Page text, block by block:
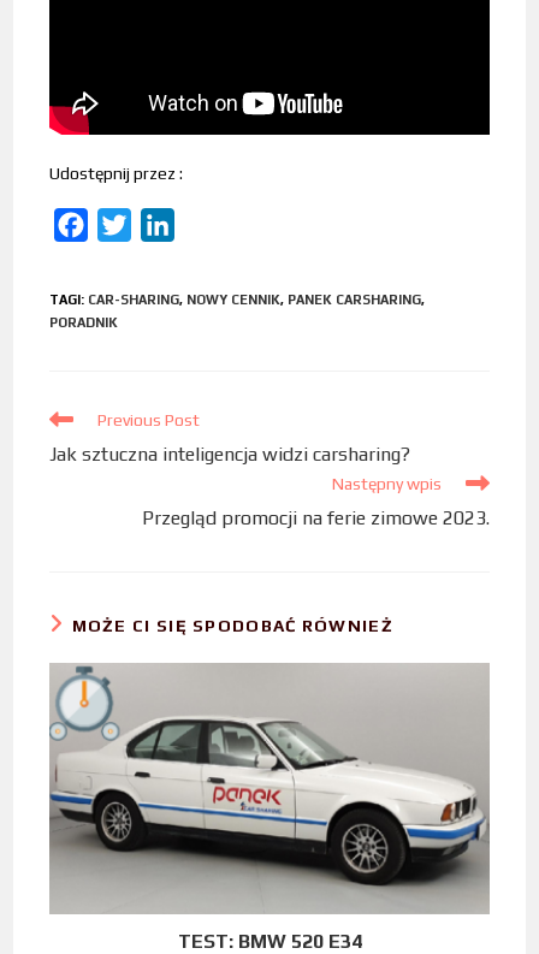
Udostępnij przez :
c
e
o
k
i
r
n
I
n
TAGI: CAR-SHARING, NOWY CENNIK, PANEK CARSHARING,
PORADNIK
Previous Post
Jak sztuczna inteligencja widzi carsharing?
Następny wpis
Przegląd promocji na ferie zimowe 2023.
MOŻE CI SIĘ SPODOBAĆ RÓWNIEŻ
TEST: BMW 520 E34